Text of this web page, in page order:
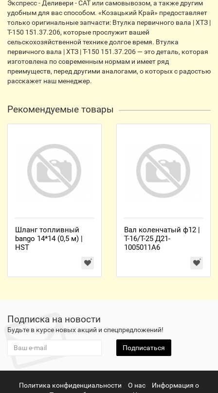
Экспресс - Деливери - CАТ или самовывозом, а также другим
удобным для вас способом. «Козацький Край» предоставляет
только оригинальные запчасти: Втулка первичного вала | ХТЗ |
Т-150 151.37.206, которые прослужит вашей
сельскохозяйственной технике долгое время. Втулка
первичного вала | ХТЗ | Т-150 151.37.206 — это деталь, которая
изготовлена по современным нормам и имеет ряд
преимуществ, перед другими аналогами, о которых с радостью
расскажет наш менеджер.
Рекомендуемые товары
Шланг топливный
bango 14*14 (0,5 м) |
HST
Вал коленчатый ф12 |
Т-16/Т-25 Д21-
1005011А6
Подписка на новости
Будьте в курсе новых акций и спецпредложений!
Подписаться
Политика конфиденциальности О нас
Информация о